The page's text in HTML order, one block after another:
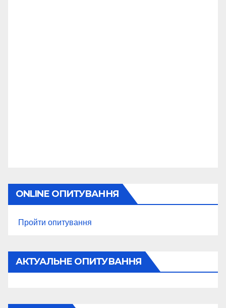
ONLINE ОПИТУВАННЯ
Пройти опитування
АКТУАЛЬНЕ ОПИТУВАННЯ